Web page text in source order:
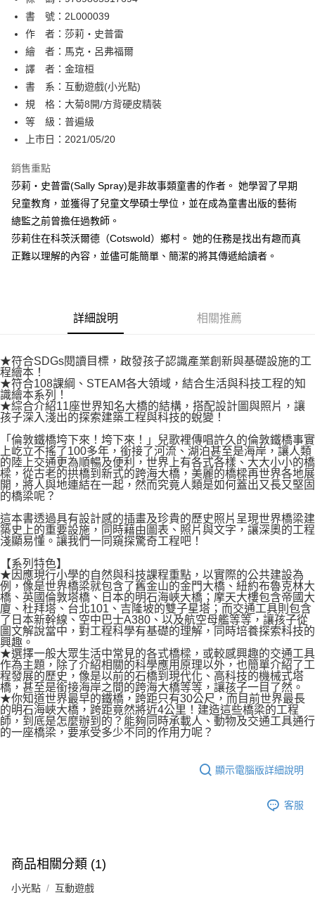
【關於「AFTEE先享後付」】
AFTEE先享後付是「在收到商品之後才付款」的支付方式。 讓您購物簡單
便利好安心！
１．簡單：不需註冊會員、不需綁卡、不需儲值。
２．便利：只要手機號碼，簡訊認證，即可結帳。
３．安心：先確認商品／服務後，再付款。
【「AFTEE先享後付」結帳流程】
１．於結帳方式選擇「AFTEE先享後付」後，將跳轉至「AFTEE先享後付」
結帳頁面，進行簡訊認證並確認金額後，即可完成結帳。
２．訂單成立數日內，您將收到繳費通知簡訊。
３．收到繳費通知簡訊後14天內，點擊此簡訊中的連結，可透過四大超商／
※ 請注意：結帳手續完成當下不需立刻繳費，但若您需要取消訂單，請聯絡
購買商品的店家。未經商家同意取消之訂單仍視為有效，需透過AFTEE先享
後付繳納相關費用。
※ 交易是否成功請以「AFTEE先享後付 」之結帳頁面顯示為準，若有關於
是否繳費成功／繳費後需取消欲退款等相關疑問，請聯繫「AFTEE先享後付
【注意事項】
https://aftee.tw/terms/#terms3
３．未成年的使用者請事先徵得法定代理人或監護人之同意方可使用
任。
４．使用「AFTEE先享後付」時，將依據個別帳號之用戶狀況，依本公司即
時審查核予不同之上限額度；若仍有額度不足之情形，本公司將視審查結果
請求用戶進行身份認證。
５．嚴禁一人註冊多個帳號或使用他人資訊註冊。若發現惡意使用之情形，
恩沛科技股份有限公司將有權停止該用戶之使用額度並採取法律行動。
ATM付款
運送方式
全家取貨付款
每筆NT$80，滿NT$500(含以上)免運費
付款後全家取貨
每筆NT$80，滿NT$500(含以上)免運費
每筆NT$80，滿NT$500(含以上)免運費
付款後萊爾富取貨
每筆NT$80，滿NT$500(含以上)免運費
7-11取貨付款
每筆NT$80，滿NT$500(含以上)免運費
每筆NT$100，滿NT$800(含以上)免運費
國家/地區配送 查看運費
書 號：2L000039
作 者：莎莉‧史普雷
繪 者：馬克‧呂弗福爾
譯 者：金瑄桓
書 系：互動遊戲(小光點)
規 格：大菊8開/方背硬皮精裝
等 級：普遍級
上市日：2021/05/20
銷售重點
莎莉‧史普雷(Sally Spray)是非故事類童書的作者。 她學習了早期
兒童教育，並獲得了兒童文學碩士學位，並在成為童書出版的藝術
總監之前曾擔任過教師。
莎莉住在科茨沃爾德（Cotswold）鄉村。 她的任務是找出有趣而真
正難以理解的內容，並儘可能簡單、簡潔的將其傳遞給讀者。
詳細說明 相關推薦
★符合SDGs閱讀目標，啟發孩子認識產業創新與基礎設施的工
程繪本！
★符合108課綱、STEAM各大領域，結合生活與科技工程的知
識繪本系列！
★綜合介紹11座世界知名大橋的結構，搭配設計圖與照片，讓
孩子深入淺出的探索建築工程與科技的蛻變！
「倫敦鐵橋垮下來！垮下來！」兒歌裡傳唱許久的倫敦鐵橋事實
上屹立不搖了100多年，銜接了河流、湖泊甚至是海岸，讓人類
的陸上交通更為順暢及便利，世界上有各式各樣、大大小小的橋
樑，從古老的拱橋到新式的跨海大橋，美麗的橋樑再世界各地展
開，將人與地連結在一起，然而究竟人類是如何蓋出又長又堅固
的橋梁呢？
這本書透過具有設計感的插畫及珍貴的歷史照片呈現世界橋梁建
築史上的重要設施，同時藉由圖表、照片與文字，讓深奧的工程
淺顯易懂。讓我們一同窺探驚奇工程吧！
【系列特色】
★因應現行小學的自然與科技課程重點，以實際的公共建設為
例，像是世界橋梁就包含了舊金山的金門大橋、紐約布魯克林大
橋、英國倫敦塔橋、日本的明石海峽大橋；摩天大樓包含帝國大
廈、杜拜塔、台北101、吉隆坡的雙子星塔；而交通工具則包含
了日本新幹線、空中巴士A380、以及航空母艦等等，讓孩子從
圖文解說當中，對工程科學有基礎的理解，同時培養探索科技的
興趣。
★選擇一般大眾生活中常見的各式橋樑，或較感興趣的交通工具
作為主題，除了介紹相關的科學應用原理以外，也簡單介紹了工
程發展的歷史，像是以前的石橋到現代化、高科技的機械式塔
橋，甚至是銜接海岸之間的跨海大橋等等，讓孩子一目了然。
★你知道世界最早的鐵橋，跨距只有30公尺，而目前世界最長
的明石海峽大橋，跨距竟然將近4公里！建造這些橋梁的工程
師，到底是怎麼辦到的？能夠同時承載人、動物及交通工具通行
的一座橋梁，要承受多少不同的作用力呢？
顯示電腦版詳細說明
客服
商品相關分類 (1)
小光點 互動遊戲